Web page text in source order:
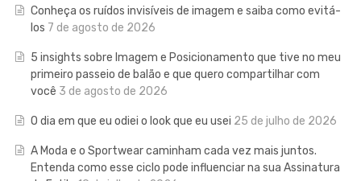
Conheça os ruídos invisíveis de imagem e saiba como evitá-
los 7 de agosto de 2026
5 insights sobre Imagem e Posicionamento que tive no meu
primeiro passeio de balão e que quero compartilhar com
você 3 de agosto de 2026
O dia em que eu odiei o look que eu usei 25 de julho de 2026
A Moda e o Sportwear caminham cada vez mais juntos.
Entenda como esse ciclo pode influenciar na sua Assinatura